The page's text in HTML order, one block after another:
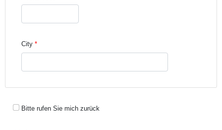
City
Bitte rufen Sie mich zurück